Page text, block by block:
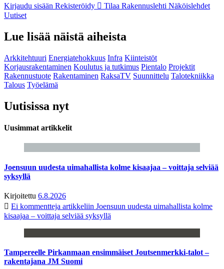
Kirjaudu sisään Rekisteröidy Tilaa Rakennuslehti Näköislehdet
Uutiset
Lue lisää näistä aiheista
Arkkitehtuuri Energiatehokkuus Infra Kiinteistöt
Korjausrakentaminen Koulutus ja tutkimus Pientalo Projektit
Rakennustuote Rakentaminen RaksaTV Suunnittelu Talotekniikka
Talous Työelämä
Uutisissa nyt
Uusimmat artikkelit
Joensuun uudesta uimahallista kolme kisaajaa – voittaja selviää
syksyllä
Kirjoitettu 6.8.2026
Ei kommentteja artikkeliin Joensuun uudesta uimahallista kolme
kisaajaa – voittaja selviää syksyllä
Tampereelle Pirkanmaan ensimmäiset Joutsenmerkki-talot –
rakentajana JM Suomi